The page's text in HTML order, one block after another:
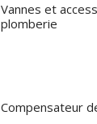
Vannes et
plomberie
Compensateur